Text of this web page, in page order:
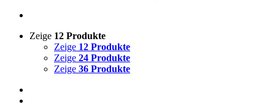
Zeige 12 Produkte
Zeige 12 Produkte
Zeige 24 Produkte
Zeige 36 Produkte